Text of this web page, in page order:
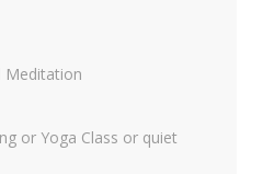
Meditation
or Yoga Class or quiet